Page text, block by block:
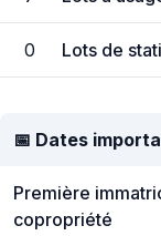
0 Lots de
📅 Dates
Première
copropriété